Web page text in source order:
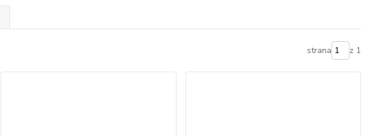
strana z 1